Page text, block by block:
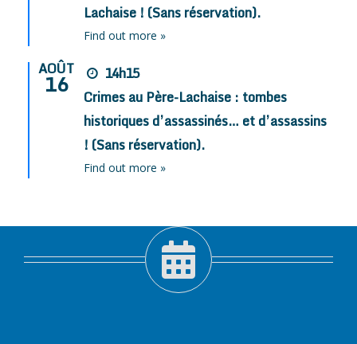
Lachaise ! (Sans réservation).
Find out more »
AOÛT
16
14h15
Crimes au Père-Lachaise : tombes
historiques d’assassinés… et d’assassins
! (Sans réservation).
Find out more »